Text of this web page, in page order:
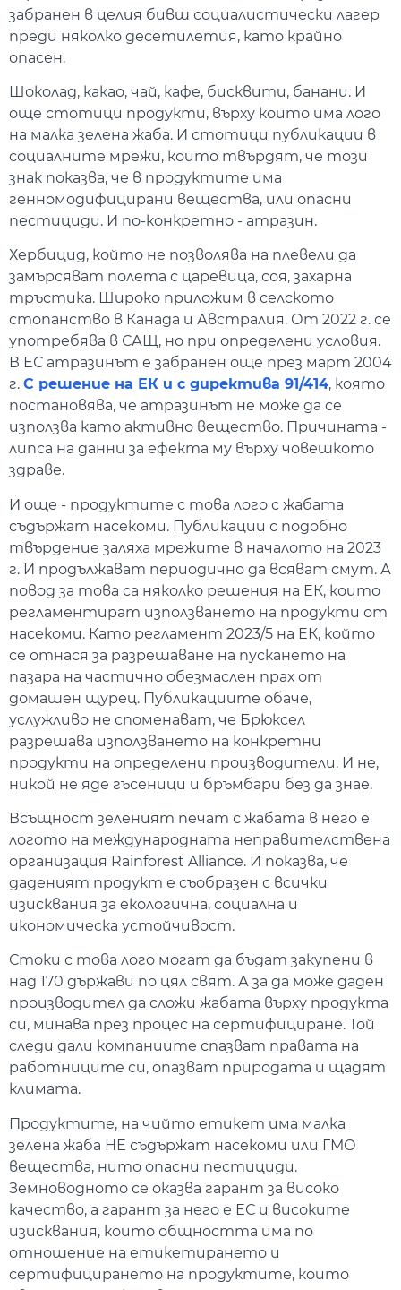
забранен в целия бивш социалистически лагер
преди няколко десетилетия, като крайно
опасен.
Шоколад, какао, чай, кафе, бисквити, банани. И
още стотици продукти, върху които има лого
на малка зелена жаба. И стотици публикации в
социалните мрежи, които твърдят, че този
знак показва, че в продуктите има
генномодифицирани вещества, или опасни
пестициди. И по-конкретно - атразин.
Хербицид, който не позволява на плевели да
замърсяват полета с царевица, соя, захарна
тръстика. Широко приложим в селското
стопанство в Канада и Австралия. От 2022 г. се
употребява в САЩ, но при определени условия.
В ЕС атразинът е забранен още през март 2004
г. С решение на ЕК и с директива 91/414, която
постановява, че атразинът не може да се
използва като активно вещество. Причината -
липса на данни за ефекта му върху човешкото
здраве.
И още - продуктите с това лого с жабата
съдържат насекоми. Публикации с подобно
твърдение заляха мрежите в началото на 2023
г. И продължават периодично да всяват смут. А
повод за това са няколко решения на ЕК, които
регламентират използването на продукти от
насекоми. Като регламент 2023/5 на ЕК, който
се отнася за разрешаване на пускането на
пазара на частично обезмаслен прах от
домашен щурец. Публикациите обаче,
услужливо не споменават, че Брюксел
разрешава използването на конкретни
продукти на определени производители. И не,
никой не яде гъсеници и бръмбари без да знае.
Всъщност зеленият печат с жабата в него е
логото на международната неправителствена
организация Rainforest Alliance. И показва, че
даденият продукт е съобразен с всички
изисквания за екологична, социална и
икономическа устойчивост.
Стоки с това лого могат да бъдат закупени в
над 170 държави по цял свят. А за да може даден
производител да сложи жабата върху продукта
си, минава през процес на сертифициране. Той
следи дали компаниите спазват правата на
работниците си, опазват природата и щадят
климата.
Продуктите, на чийто етикет има малка
зелена жаба НЕ съдържат насекоми или ГМО
вещества, нито опасни пестициди.
Земноводното се оказва гарант за високо
качество, а гарант за него е ЕС и високите
изисквания, които общността има по
отношение на етикетирането и
сертифицирането на продуктите, които